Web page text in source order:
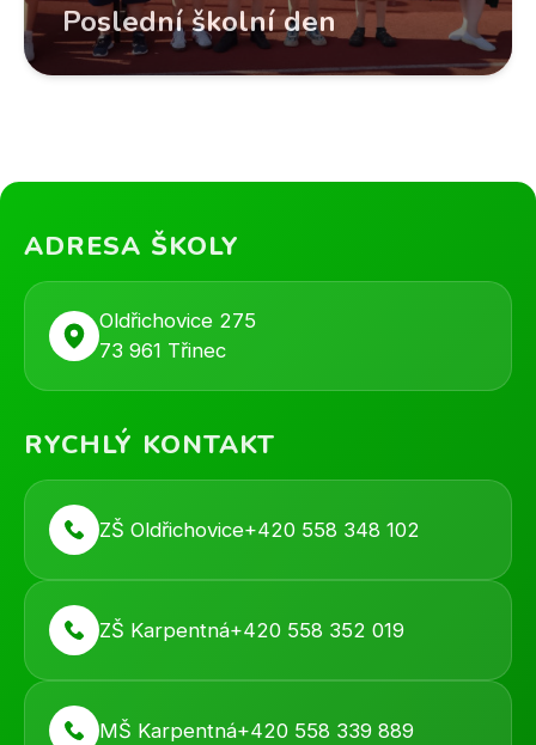
Poslední školní den
ADRESA ŠKOLY
Oldřichovice 275
73 961 Třinec
RYCHLÝ KONTAKT
ZŠ Oldřichovice+420 558 348 102
ZŠ Karpentná+420 558 352 019
MŠ Karpentná+420 558 339 889